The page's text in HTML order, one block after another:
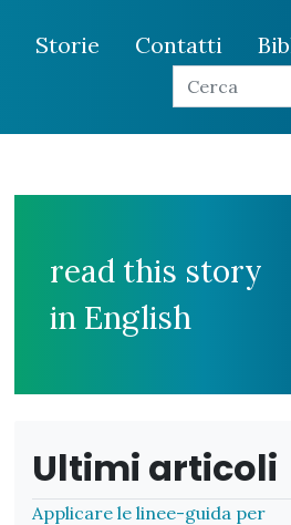
Storie Contatti
read this story
in English
Ultimi articoli
Applicare le linee-guida per